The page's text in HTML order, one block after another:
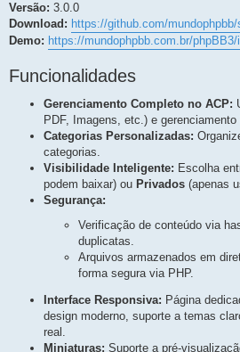
s
t
p
s
p
o
s
t
e
m
Versão: 3.0.0
Download: https://github.com/
Demo: https://mundophpbb.com.br/
Funcionalidades
Gerenciamento Completo no ACP:
PDF, Imagens, etc.) e gerenciamento
Categorias Personalizadas:
categorias.
Visibilidade Inteligente: Escolha
podem baixar) ou Privados (apenas
Segurança:
Verificação de conteúdo via
duplicatas.
Arquivos armazenados em
forma segura via PHP.
Interface Responsiva: Página
design moderno, suporte a temas
real.
Miniaturas: Suporte a pré-